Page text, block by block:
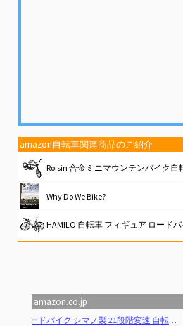
amazon自転車関連商品のご紹介
Roisin 合金ミニマウンテンバイク自転車モデル 1/10 RC
Why Do We Bike?
HAMILO 自転車 フィギュア ロードバイク ロード
amazon.co.jp
Sportneer 自転車 鍵 U字ロック ケーブル付き 縦200×横160mm 電動自動車バッテリーロック
Previous